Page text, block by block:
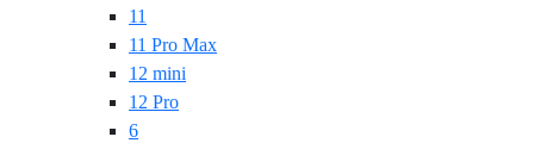
11
11 Pro Max
12 mini
12 Pro
6